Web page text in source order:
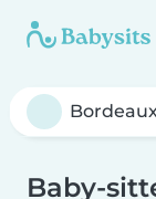
Baby-